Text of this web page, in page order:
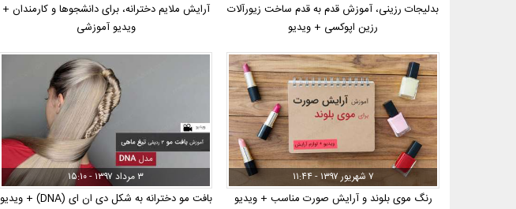
بدلیجات رزینی، آموزش قدم به قدم ساخت زیورآلات
رزین اپوکسی + ویدیو
آرایش ملایم دخترانه، برای دانشجوها و کارمندان +
ویدیو آموزشی
۷ شهریور ۱۳۹۷ - ۱۱:۴۴
رنگ موی بلوند و آرایش صورت مناسب + ویدیو
۳ مرداد ۱۳۹۷ - ۱۵:۱۰
بافت مو دخترانه به شکل دی ان ای (DNA) + ویدیو